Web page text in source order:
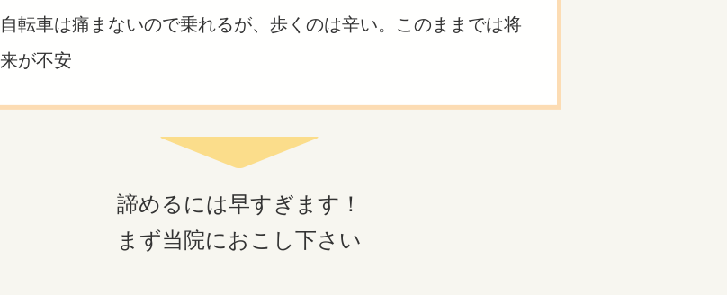
自転車は痛まないので乗れるが、歩くのは辛い。このままでは将
来が不安
諦めるには早すぎます！
まず当院におこし下さい